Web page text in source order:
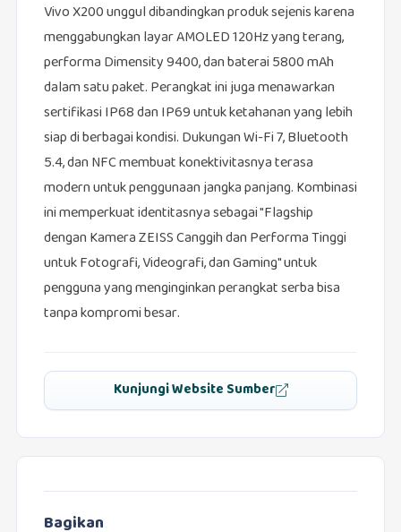
Vivo X200 unggul dibandingkan produk sejenis karena
menggabungkan layar AMOLED 120Hz yang terang,
performa Dimensity 9400, dan baterai 5800 mAh
dalam satu paket. Perangkat ini juga menawarkan
sertifikasi IP68 dan IP69 untuk ketahanan yang lebih
siap di berbagai kondisi. Dukungan Wi-Fi 7, Bluetooth
5.4, dan NFC membuat konektivitasnya terasa
modern untuk penggunaan jangka panjang. Kombinasi
ini memperkuat identitasnya sebagai "Flagship
dengan Kamera ZEISS Canggih dan Performa Tinggi
untuk Fotografi, Videografi, dan Gaming" untuk
pengguna yang menginginkan perangkat serba bisa
tanpa kompromi besar.
Kunjungi Website Sumber
Bagikan